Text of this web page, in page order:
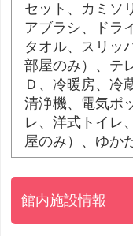
セット、カミソ
アブラシ、ドラ
タオル、スリッ
部屋のみ）、テ
Ｄ、冷暖房、冷
清浄機、電気ポ
レ、洋式トイレ
屋のみ）、ゆか
館内施設情報